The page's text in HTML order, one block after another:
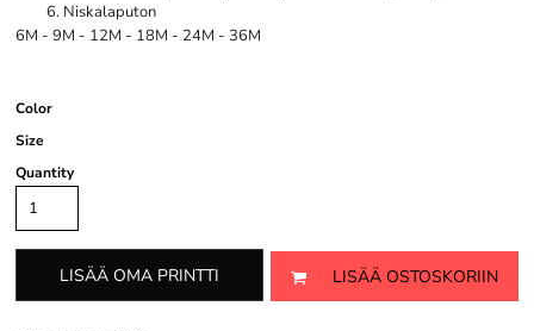
Niskalaputon
6M - 9M - 12M - 18M - 24M - 36M
Color
Size
Quantity
LISÄÄ OMA PRINTTI LISÄÄ OSTOSKORIIN